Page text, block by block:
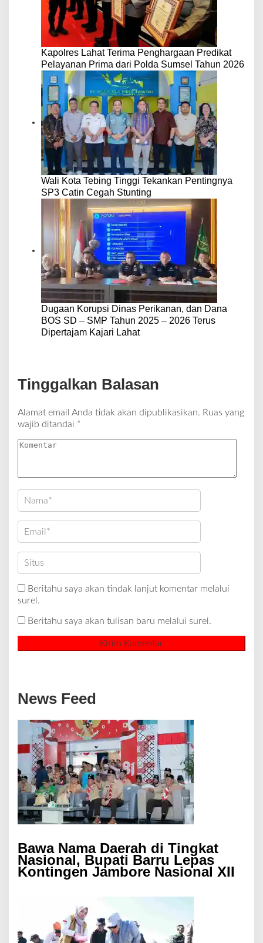
Kapolres Lahat Terima Penghargaan Predikat
Pelayanan Prima dari Polda Sumsel Tahun 2026
Wali Kota Tebing Tinggi Tekankan Pentingnya
SP3 Catin Cegah Stunting
Dugaan Korupsi Dinas Perikanan, dan Dana
BOS SD – SMP Tahun 2025 – 2026 Terus
Dipertajam Kajari Lahat
Tinggalkan Balasan
Alamat email Anda tidak akan dipublikasikan. Ruas yang
wajib ditandai *
Beritahu saya akan tindak lanjut komentar melalui
surel.
Beritahu saya akan tulisan baru melalui surel.
News Feed
Bawa Nama Daerah di Tingkat
Nasional, Bupati Barru Lepas
Kontingen Jambore Nasional XII